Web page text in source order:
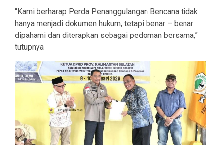
“Kami berharap Perda Penanggulangan Bencana tidak
hanya menjadi dokumen hukum, tetapi benar – benar
dipahami dan diterapkan sebagai pedoman bersama,”
tutupnya